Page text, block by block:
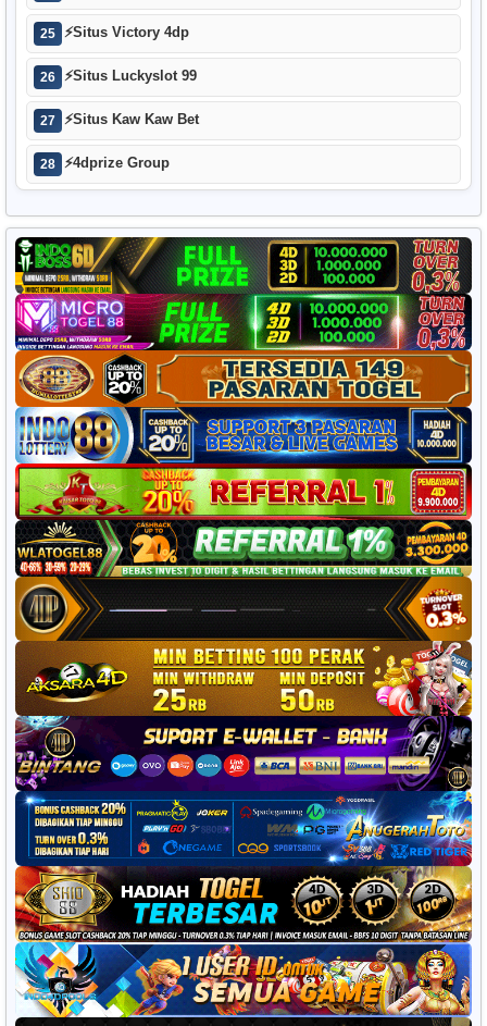
25 ⚡Situs Victory 4dp
26 ⚡Situs Luckyslot 99
27 ⚡Situs Kaw Kaw Bet
28 ⚡4dprize Group